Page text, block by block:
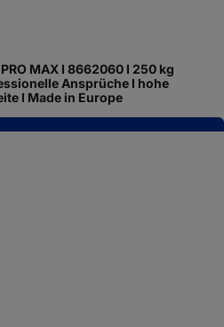
MAX I 8662060 I 250 kg
Ansprüche I hohe
I Made in Europe